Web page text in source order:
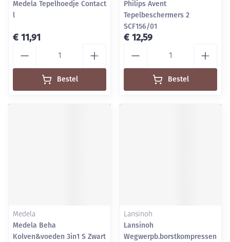
Medela Tepelhoedje Contact
l
€ 11,91
Bestel
Philips Avent
Tepelbeschermers 2
SCF156/01
€ 12,59
Bestel
Medela
Medela Beha
Kolven&voeden 3in1 S Zwart
Lansinoh
Lansinoh
Wegwerpb.borstkompressen